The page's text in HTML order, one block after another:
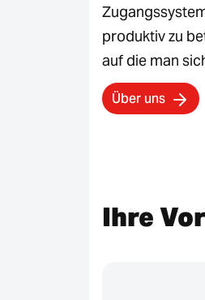
produktiv zu
auf die man
Über uns
Ihre